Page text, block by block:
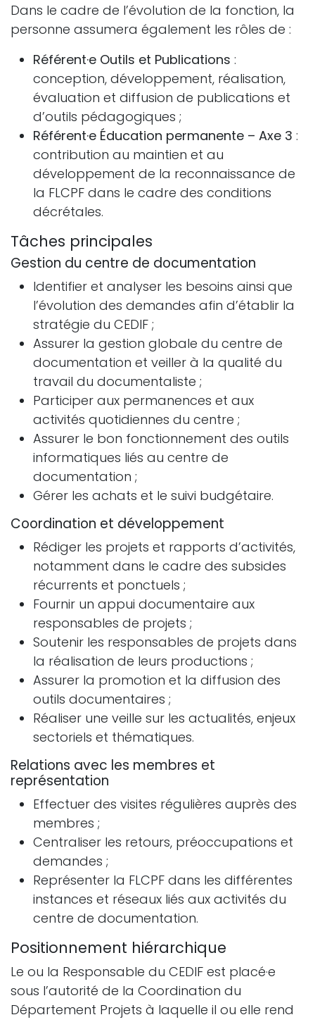
Dans le cadre de l’évolution de la fonction, la
personne assumera également les rôles de :
Référent·e Outils et Publications :
conception, développement, réalisation,
évaluation et diffusion de publications et
d’outils pédagogiques ;
Référent·e Éducation permanente – Axe 3 :
contribution au maintien et au
développement de la reconnaissance de
la FLCPF dans le cadre des conditions
décrétales.
Tâches principales
Gestion du centre de documentation
Identifier et analyser les besoins ainsi que
l’évolution des demandes afin d’établir la
stratégie du CEDIF ;
Assurer la gestion globale du centre de
documentation et veiller à la qualité du
travail du documentaliste ;
Participer aux permanences et aux
activités quotidiennes du centre ;
Assurer le bon fonctionnement des outils
informatiques liés au centre de
documentation ;
Gérer les achats et le suivi budgétaire.
Coordination et développement
Rédiger les projets et rapports d’activités,
notamment dans le cadre des subsides
récurrents et ponctuels ;
Fournir un appui documentaire aux
responsables de projets ;
Soutenir les responsables de projets dans
la réalisation de leurs productions ;
Assurer la promotion et la diffusion des
outils documentaires ;
Réaliser une veille sur les actualités, enjeux
sectoriels et thématiques.
Relations avec les membres et
représentation
Effectuer des visites régulières auprès des
membres ;
Centraliser les retours, préoccupations et
demandes ;
Représenter la FLCPF dans les différentes
instances et réseaux liés aux activités du
centre de documentation.
Positionnement hiérarchique
Le ou la Responsable du CEDIF est placé·e
sous l’autorité de la Coordination du
Département Projets à laquelle il ou elle rend